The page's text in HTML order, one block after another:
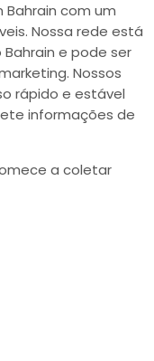
com um
Nossa rede está
e pode ser
Nossos
rápido e estável
informações de
a coletar